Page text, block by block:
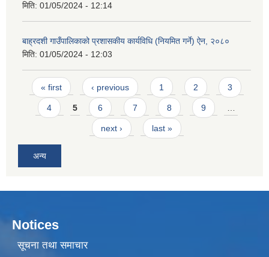
मिति: 01/05/2024 - 12:14
बाह्रदशी गाउँपालिकाको प्रशासकीय कार्यविधि (नियमित गर्ने) ऐन, २०८०
मिति: 01/05/2024 - 12:03
Pages
« first ‹ previous 1 2 3
4 5 6 7 8 9
next › last »
अन्य
Notices
सूचना तथा समाचार